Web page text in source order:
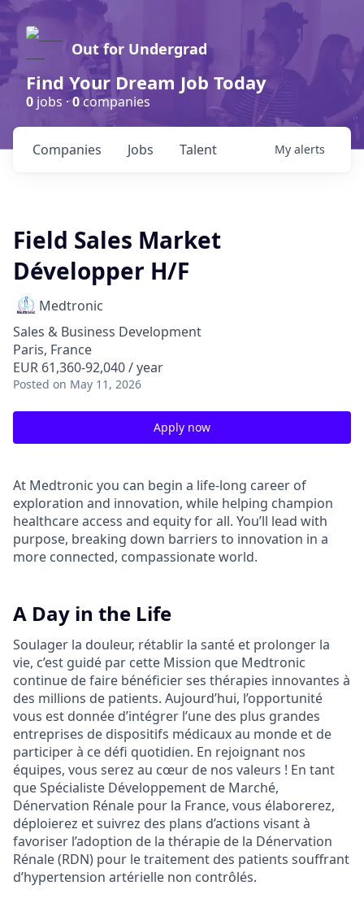
Out for Undergrad
Find Your Dream Job Today
0 jobs ·0companies
Jobs
Companies Talent My alerts
Field Sales Market
Développer H/F
Medtronic
Sales & Business Development
Paris, France
EUR 61,360-92,040 / year
Posted on May 11, 2026
Apply now
At Medtronic you can begin a life-long career of
exploration and innovation, while helping champion
healthcare access and equity for all. You’ll lead with
purpose, breaking down barriers to innovation in a
more connected, compassionate world.
A Day in the Life
Soulager la douleur, rétablir la santé et prolonger la
vie, c’est guidé par cette Mission que Medtronic
continue de faire bénéficier ses thérapies innovantes à
des millions de patients. Aujourd’hui, l’opportunité
vous est donnée d’intégrer l’une des plus grandes
entreprises de dispositifs médicaux au monde et de
participer à ce défi quotidien. En rejoignant nos
équipes, vous serez au cœur de nos valeurs ! En tant
que Spécialiste Développement de Marché,
Dénervation Rénale pour la France, vous élaborerez,
déploierez et suivrez des plans d’actions visant à
favoriser l’adoption de la thérapie de la Dénervation
Rénale (RDN) pour le traitement des patients souffrant
d’hypertension artérielle non contrôlés.